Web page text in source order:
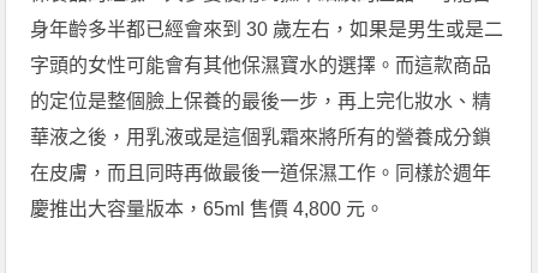
身年齡多半都已經會來到 30 歲左右，如果是男生或是二
字頭的女性可能會有其他保濕寶水的選擇。而這款商品
的定位是整個臉上保養的最後一步，再上完化妝水、精
華液之後，用乳液或是這個乳霜來將所有的營養成分鎖
在皮膚，而且同時再做最後一道保濕工作。同樣於週年
慶推出大容量版本，65ml 售價 4,800 元。